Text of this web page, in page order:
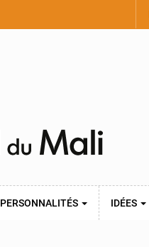
PERSONNALITÉS IDÉES